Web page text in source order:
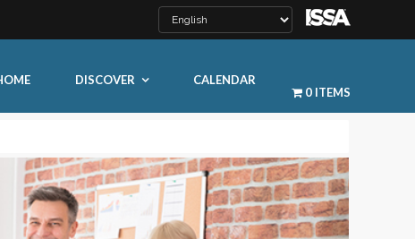
DISCOVER
CALENDAR
0 ITEMS